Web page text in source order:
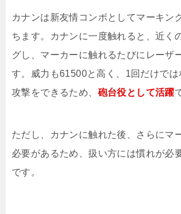
カナンは新友情コンボとしてマーキン
ちます。カナンに一度触れると、近く
グし、マーカーに触れるたびにレーザ
す。威力も61500と高く、1回だけでは
攻撃をできるため、 砲台役として活躍
ただし、カナンに触れた後、さらにマ
必要があるため、扱い方には慣れが必
です。